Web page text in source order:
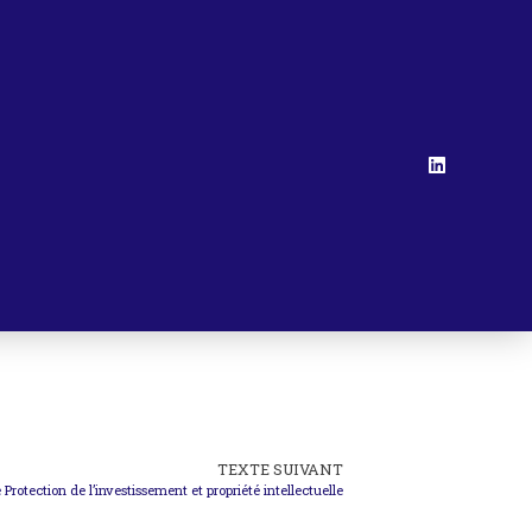
TEXTE SUIVANT
de l’investissement et propriété intellectuelle